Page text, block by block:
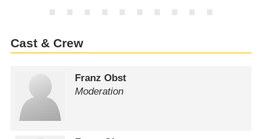
Cast & Crew
Franz Obst
Moderation